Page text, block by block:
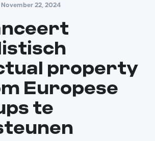
22, 2024
property
Europese
te